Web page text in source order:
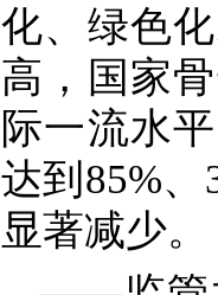
化、绿色
高，国家
际一流水
达到85%
显著减少。